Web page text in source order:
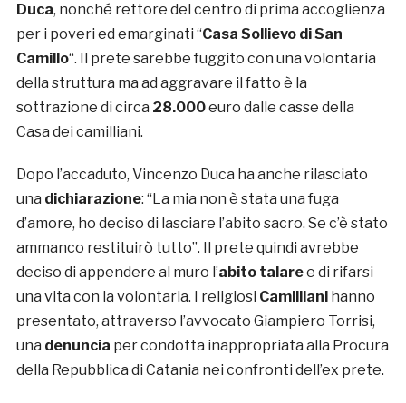
Duca, nonché rettore del centro di prima accoglienza
per i poveri ed emarginati “Casa Sollievo di San
Camillo“. Il prete sarebbe fuggito con una volontaria
della struttura ma ad aggravare il fatto è la
sottrazione di circa 28.000euro dalle casse della
Casa dei camilliani.
Dopo l’accaduto, Vincenzo Duca ha anche rilasciato
una dichiarazione: “La mia non è stata una fuga
d’amore, ho deciso di lasciare l’abito sacro. Se c’è stato
ammanco restituirò tutto”. Il prete quindi avrebbe
deciso di appendere al muro l’abito talaree di rifarsi
una vita con la volontaria. I religiosi Camillianihanno
presentato, attraverso l’avvocato Giampiero Torrisi,
una denuncia per condotta inappropriata alla Procura
della Repubblica di Catania nei confronti dell’ex prete.